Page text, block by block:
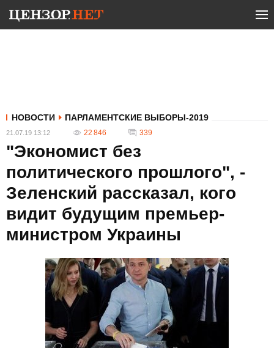
НОВОСТИ ПАРЛАМЕНТСКИЕ ВЫБОРЫ-2019
21.07.19 13:12 22 846 339
"Экономист без
политического прошлого", -
Зеленский рассказал, кого
видит будущим премьер-
министром Украины